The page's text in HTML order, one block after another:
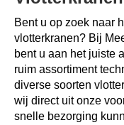
Bent u op zoek naar
vlotterkranen? Bij
bent u aan het juiste
ruim assortiment
diverse soorten
wij direct uit onze
snelle bezorging